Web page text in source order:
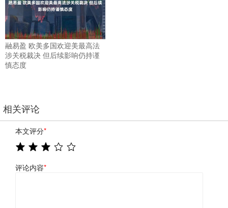
融易盈 欧美多国欢迎美最高法
涉关税裁决 但后续影响仍持谨
慎态度
相关评论
本文评分*
评论内容*